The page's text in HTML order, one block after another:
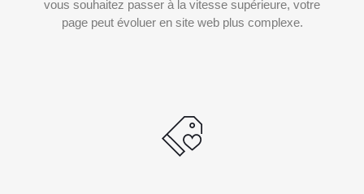
vous souhaitez passer à la vitesse supérieure, votre
page peut évoluer en site web plus complexe.